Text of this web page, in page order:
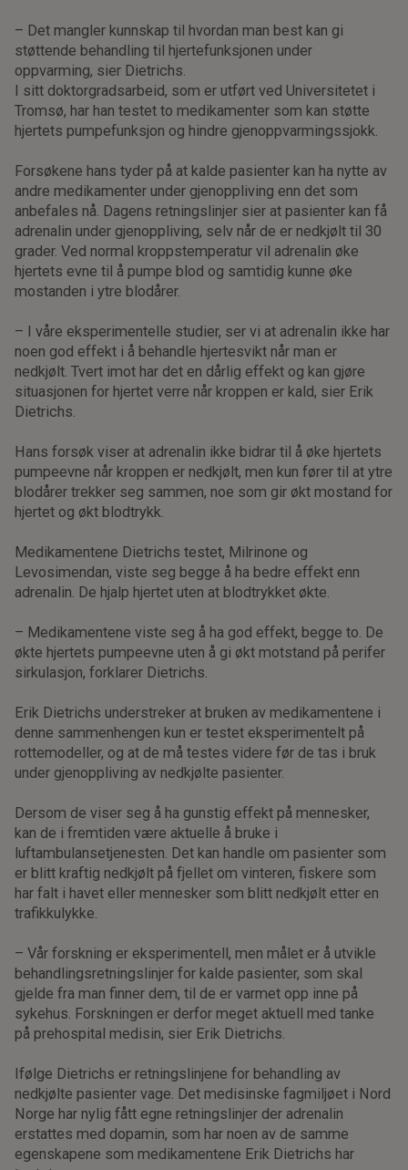
– Det mangler kunnskap til hvordan man best kan gi
støttende behandling til hjertefunksjonen under
oppvarming, sier Dietrichs.
I sitt doktorgradsarbeid, som er utført ved Universitetet i
Tromsø, har han testet to medikamenter som kan støtte
hjertets pumpefunksjon og hindre gjenoppvarmingssjokk.
Forsøkene hans tyder på at kalde pasienter kan ha nytte av
andre medikamenter under gjenoppliving enn det som
anbefales nå. Dagens retningslinjer sier at pasienter kan få
adrenalin under gjenoppliving, selv når de er nedkjølt til 30
grader. Ved normal kroppstemperatur vil adrenalin øke
hjertets evne til å pumpe blod og samtidig kunne øke
mostanden i ytre blodårer.
– I våre eksperimentelle studier, ser vi at adrenalin ikke har
noen god effekt i å behandle hjertesvikt når man er
nedkjølt. Tvert imot har det en dårlig effekt og kan gjøre
situasjonen for hjertet verre når kroppen er kald, sier Erik
Dietrichs.
Hans forsøk viser at adrenalin ikke bidrar til å øke hjertets
pumpeevne når kroppen er nedkjølt, men kun fører til at ytre
blodårer trekker seg sammen, noe som gir økt mostand for
hjertet og økt blodtrykk.
Medikamentene Dietrichs testet, Milrinone og
Levosimendan, viste seg begge å ha bedre effekt enn
adrenalin. De hjalp hjertet uten at blodtrykket økte.
– Medikamentene viste seg å ha god effekt, begge to. De
økte hjertets pumpeevne uten å gi økt motstand på perifer
sirkulasjon, forklarer Dietrichs.
Erik Dietrichs understreker at bruken av medikamentene i
denne sammenhengen kun er testet eksperimentelt på
rottemodeller, og at de må testes videre før de tas i bruk
under gjenoppliving av nedkjølte pasienter.
Dersom de viser seg å ha gunstig effekt på mennesker,
kan de i fremtiden være aktuelle å bruke i
luftambulansetjenesten. Det kan handle om pasienter som
er blitt kraftig nedkjølt på fjellet om vinteren, fiskere som
har falt i havet eller mennesker som blitt nedkjølt etter en
trafikkulykke.
– Vår forskning er eksperimentell, men målet er å utvikle
behandlingsretningslinjer for kalde pasienter, som skal
gjelde fra man finner dem, til de er varmet opp inne på
sykehus. Forskningen er derfor meget aktuell med tanke
på prehospital medisin, sier Erik Dietrichs.
Ifølge Dietrichs er retningslinjene for behandling av
nedkjølte pasienter vage. Det medisinske fagmiljøet i Nord
Norge har nylig fått egne retningslinjer der adrenalin
erstattes med dopamin, som har noen av de samme
egenskapene som medikamentene Erik Dietrichs har